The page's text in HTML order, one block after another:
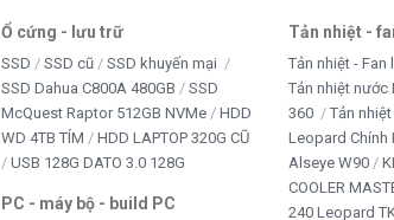
Ổ cứng - lưu trữ
SSD SSD cũ
SSD khuyến mại
SSD Dahua C800A 480GB
SSD
McQuest Raptor 512GB NVMe
HDD
WD 4TB TÍM
HDD LAPTOP 320G CŨ
USB 128G DATO 3.0 128G
PC - máy bộ - build PC
Tản nhiệt -
Tản nhiệt - Fan
Tản nhiệt nước
360
Tản
Leopard Chính
Alseye W90
COOLER
240 Leopard